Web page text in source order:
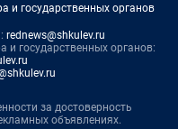
и государственных органов
rednews@shkulev.ru
и государственных органов:
за достоверность
объявлениях.